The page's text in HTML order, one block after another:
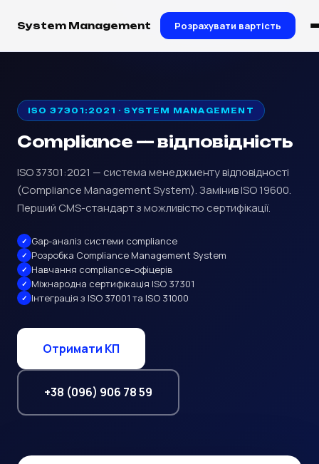
System Management Розрахувати вартість
ISO 37301:2021 · SYSTEM MANAGEMENT
Compliance — відповідність
ISO 37301:2021 — система менеджменту відповідності
(Compliance Management System). Замінив ISO 19600.
Перший CMS-стандарт з можливістю сертифікації.
Gap-аналіз системи compliance
Розробка Compliance Management System
Навчання compliance-офіцерів
Міжнародна сертифікація ISO 37301
Інтеграція з ISO 37001 та ISO 31000
Отримати КП
+38 (096) 906 78 59